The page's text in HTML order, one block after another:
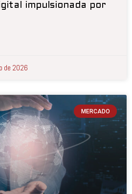
impulsionada por
de 2026
MERCADO